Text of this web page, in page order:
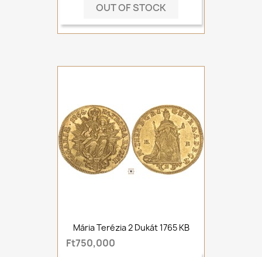
OUT OF STOCK
Mária Terézia 2 Dukát 1765 KB
Ft750,000